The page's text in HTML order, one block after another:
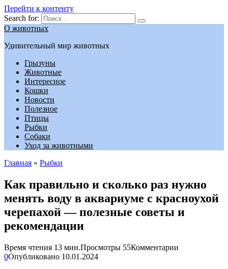
Перейти к контенту
Search for:
О животных
Удивительный мир животных
Грызуны
Животные
Интересное
Кошки
Новости
Полезное
Птицы
Рыбки
Собаки
Уход за животными
Главная » Рыбки
Как правильно и сколько раз нужно
менять воду в аквариуме с красноухой
черепахой — полезные советы и
рекомендации
Время чтения 13 мин.Просмотры 55Комментарии
0Опубликовано 10.01.2024